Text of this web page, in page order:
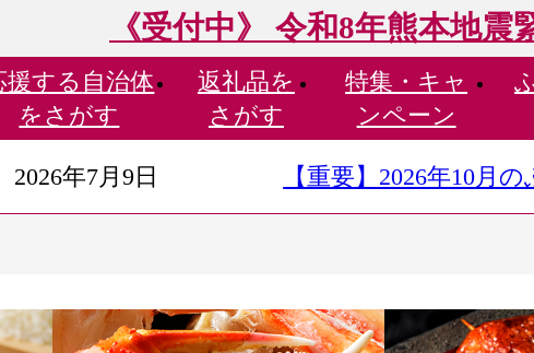
《受付中》 令和8年熊本地震
援する 自治体
をさがす
返礼品を
さがす
特集・ キャ
ンペーン
2026年7月9日 【重要】2026年10月